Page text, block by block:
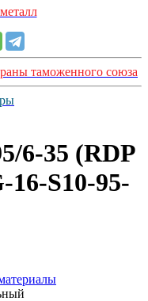
таможенного союза
6-35 (RDP
S10-95-